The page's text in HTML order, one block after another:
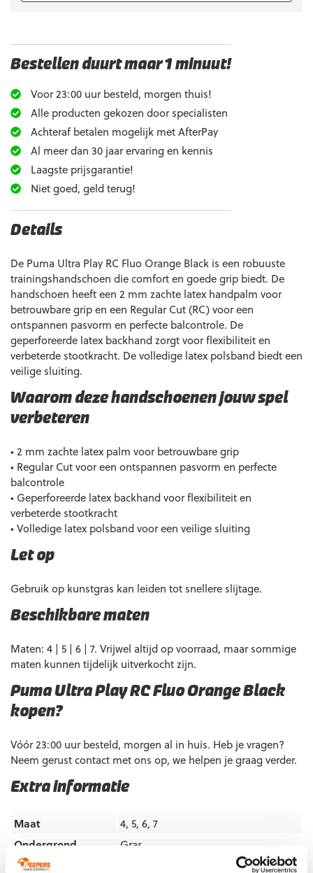
Bestellen duurt maar 1 minuut!
Voor 23:00 uur besteld, morgen thuis!
Alle producten gekozen door specialisten
Achteraf betalen mogelijk met AfterPay
Al meer dan 30 jaar ervaring en kennis
Laagste prijsgarantie!
Niet goed, geld terug!
Extra informatie
Maat
4, 5, 6, 7
Ondergrond
Gras
Doelgroep
Details
De Puma Ultra Play RC Fluo Orange Black is een robuuste
trainingshandschoen die comfort en goede grip biedt. De
handschoen heeft een 2 mm zachte latex handpalm voor
betrouwbare grip en een Regular Cut (RC) voor een
ontspannen pasvorm en perfecte balcontrole. De
geperforeerde latex backhand zorgt voor flexibiliteit en
verbeterde stootkracht. De volledige latex polsband biedt een
veilige sluiting.
Waarom deze handschoenen jouw spel
verbeteren
• 2 mm zachte latex palm voor betrouwbare grip
• Regular Cut voor een ontspannen pasvorm en perfecte
balcontrole
• Geperforeerde latex backhand voor flexibiliteit en
verbeterde stootkracht
• Volledige latex polsband voor een veilige sluiting
Let op
Gebruik op kunstgras kan leiden tot snellere slijtage.
Beschikbare maten
Maten: 4 | 5 | 6 | 7. Vrijwel altijd op voorraad, maar sommige
maten kunnen tijdelijk uitverkocht zijn.
Puma Ultra Play RC Fluo Orange Black
kopen?
Vóór 23:00 uur besteld, morgen al in huis. Heb je vragen?
Neem gerust contact met ons op, we helpen je graag verder.